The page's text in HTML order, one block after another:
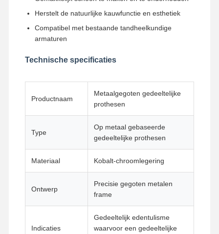
Kwaliteitscont
Role
Contacteer
Nieuws Alle Gevallen
Tandimplant Bar
Porselein gesmolten met metaal
Verwijderbaar orthodontisch apparaat
Herstelt de natuurlijke kauwfunctie en esthetiek
Compatibel met bestaande tandheelkundige
armaturen
Technische specificaties
Productnaam
Metaalgegoten gedeeltelijke
prothesen
Type
Op metaal gebaseerde
gedeeltelijke prothesen
Materiaal Kobalt-chroomlegering
Ontwerp
Precisie gegoten metalen
frame
Indicaties
Gedeeltelijk edentulisme
waarvoor een gedeeltelijke